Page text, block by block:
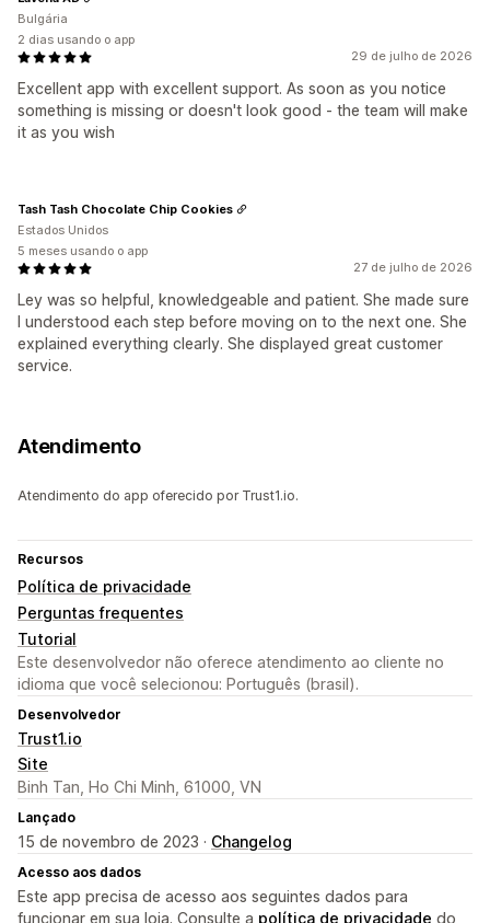
29 de julho de 2026
Excellent app with excellent support. As soon as you notice
something is missing or doesn't look good - the team will make
it as you wish
Bulgária
2 dias usando o app
27 de julho de 2026
Ley was so helpful, knowledgeable and patient. She made sure
I understood each step before moving on to the next one. She
explained everything clearly. She displayed great customer
service.
Tash Tash Chocolate Chip Cookies
Estados Unidos
5 meses usando o app
Atendimento
Atendimento do app oferecido por Trust1.io.
Recursos
Política de privacidade
Perguntas frequentes
Tutorial
Este desenvolvedor não oferece atendimento ao cliente no
idioma que você selecionou: Português (brasil).
Desenvolvedor
Trust1.io
Site
Binh Tan, Ho Chi Minh, 61000, VN
Lançado
15 de novembro de 2023 · Changelog
Acesso aos dados
Este app precisa de acesso aos seguintes dados para
funcionar em sua loja. Consulte a política de privacidade do